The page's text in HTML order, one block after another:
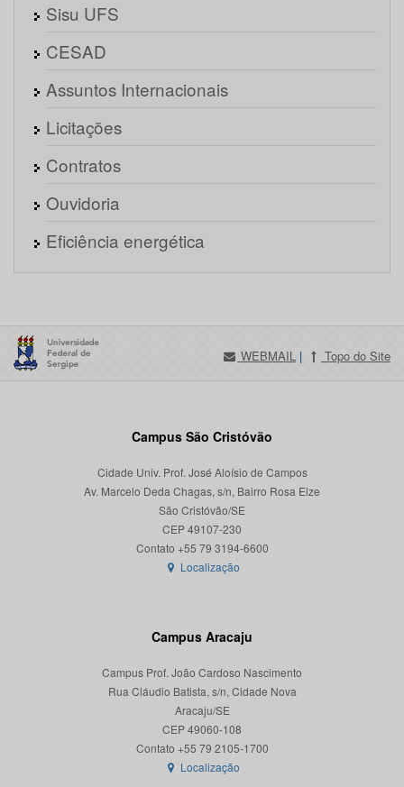
Sisu UFS
CESAD
Assuntos Internacionais
Licitações
Contratos
Ouvidoria
Eficiência energética
WEBMAIL | Topo do Site
Campus São Cristóvão
Cidade Univ. Prof. José Aloísio de Campos
Av. Marcelo Deda Chagas, s/n, Bairro Rosa Elze
São Cristóvão/SE
CEP 49107-230
Localização
Campus Aracaju
Campus Prof. João Cardoso Nascimento
Rua Cláudio Batista, s/n, Cidade Nova
Aracaju/SE
CEP 49060-108
Localização